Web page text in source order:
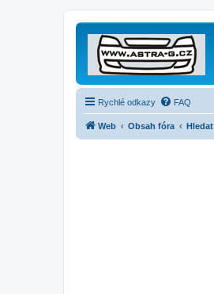
Rychlé odkazy FAQ
Web Obsah fóra Hledat